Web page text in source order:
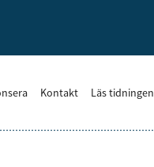
Kontakt Läs tidningen